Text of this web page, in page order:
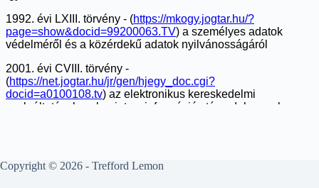
Copyright © 2026 - Trefford Lemon